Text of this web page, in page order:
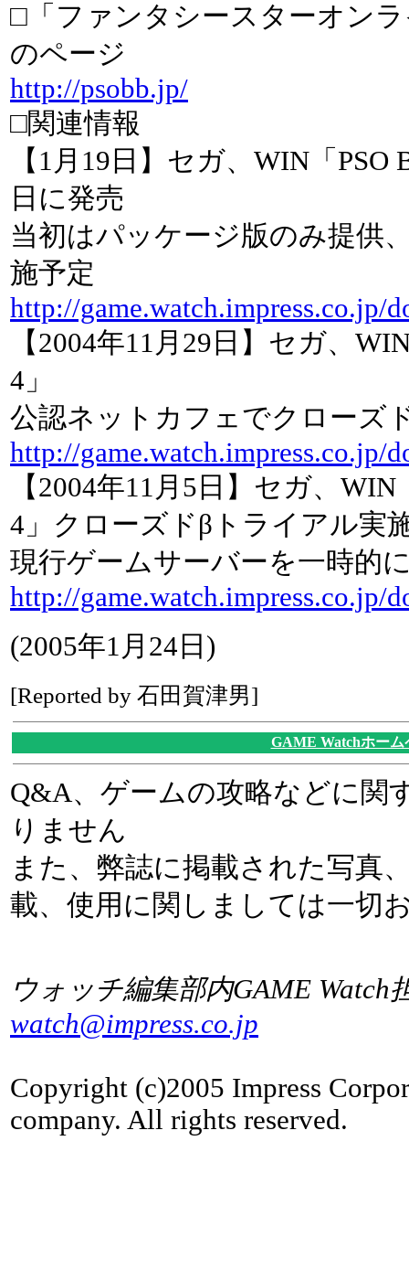
□「ファンタシースターオン
のページ
http://psobb.jp/
□関連情報
【1月19日】セガ、WIN「
日に発売
当初はパッケージ版のみ提供
施予定
http://game.watch.impress.co.jp/
【2004年11月29日】セガ、
4」
公認ネットカフェでクローズ
http://game.watch.impress.co.jp/
【2004年11月5日】セガ、
4」クローズドβトライアル実
現行ゲームサーバーを一時的
http://game.watch.impress.co.jp/
(2005年1月24日)
[Reported by 石田賀津男]
GAME Watchホーム
Q&A、ゲームの攻略などに関
りません
また、弊誌に掲載された写真
載、使用に関しましては一切
ウォッチ編集部内GAME Watch
watch@impress.co.jp
Copyright (c)2005 Impress
company. All rights reserved.